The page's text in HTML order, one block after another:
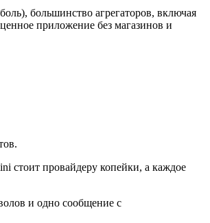
большинство агрегаторов, включая
приложение без магазинов и
стоит провайдеру копейки, а каждое
и одно сообщение с